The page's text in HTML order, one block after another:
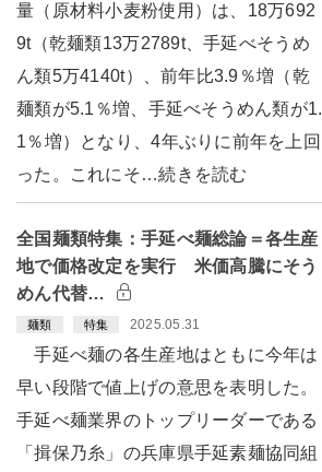
量（原材料小麦粉使用）は、18万692
9t（乾麺類13万2789t、手延べそうめ
ん類5万4140t）、前年比3.9％増（乾
麺類が5.1％増、手延べそうめん類が1.
1％増）となり、4年ぶりに前年を上回
った。これにそ…続きを読む
全国麺類特集：手延べ麺総論＝各生産
地で価格改定を実行 米価高騰にそう
めん代替…
麺類 特集 2025.05.31
手延べ麺の各生産地はともに今年は
早い段階で値上げの意思を表明した。
手延べ麺業界のトップリーダーである
「揖保乃糸」の兵庫県手延素麺協同組